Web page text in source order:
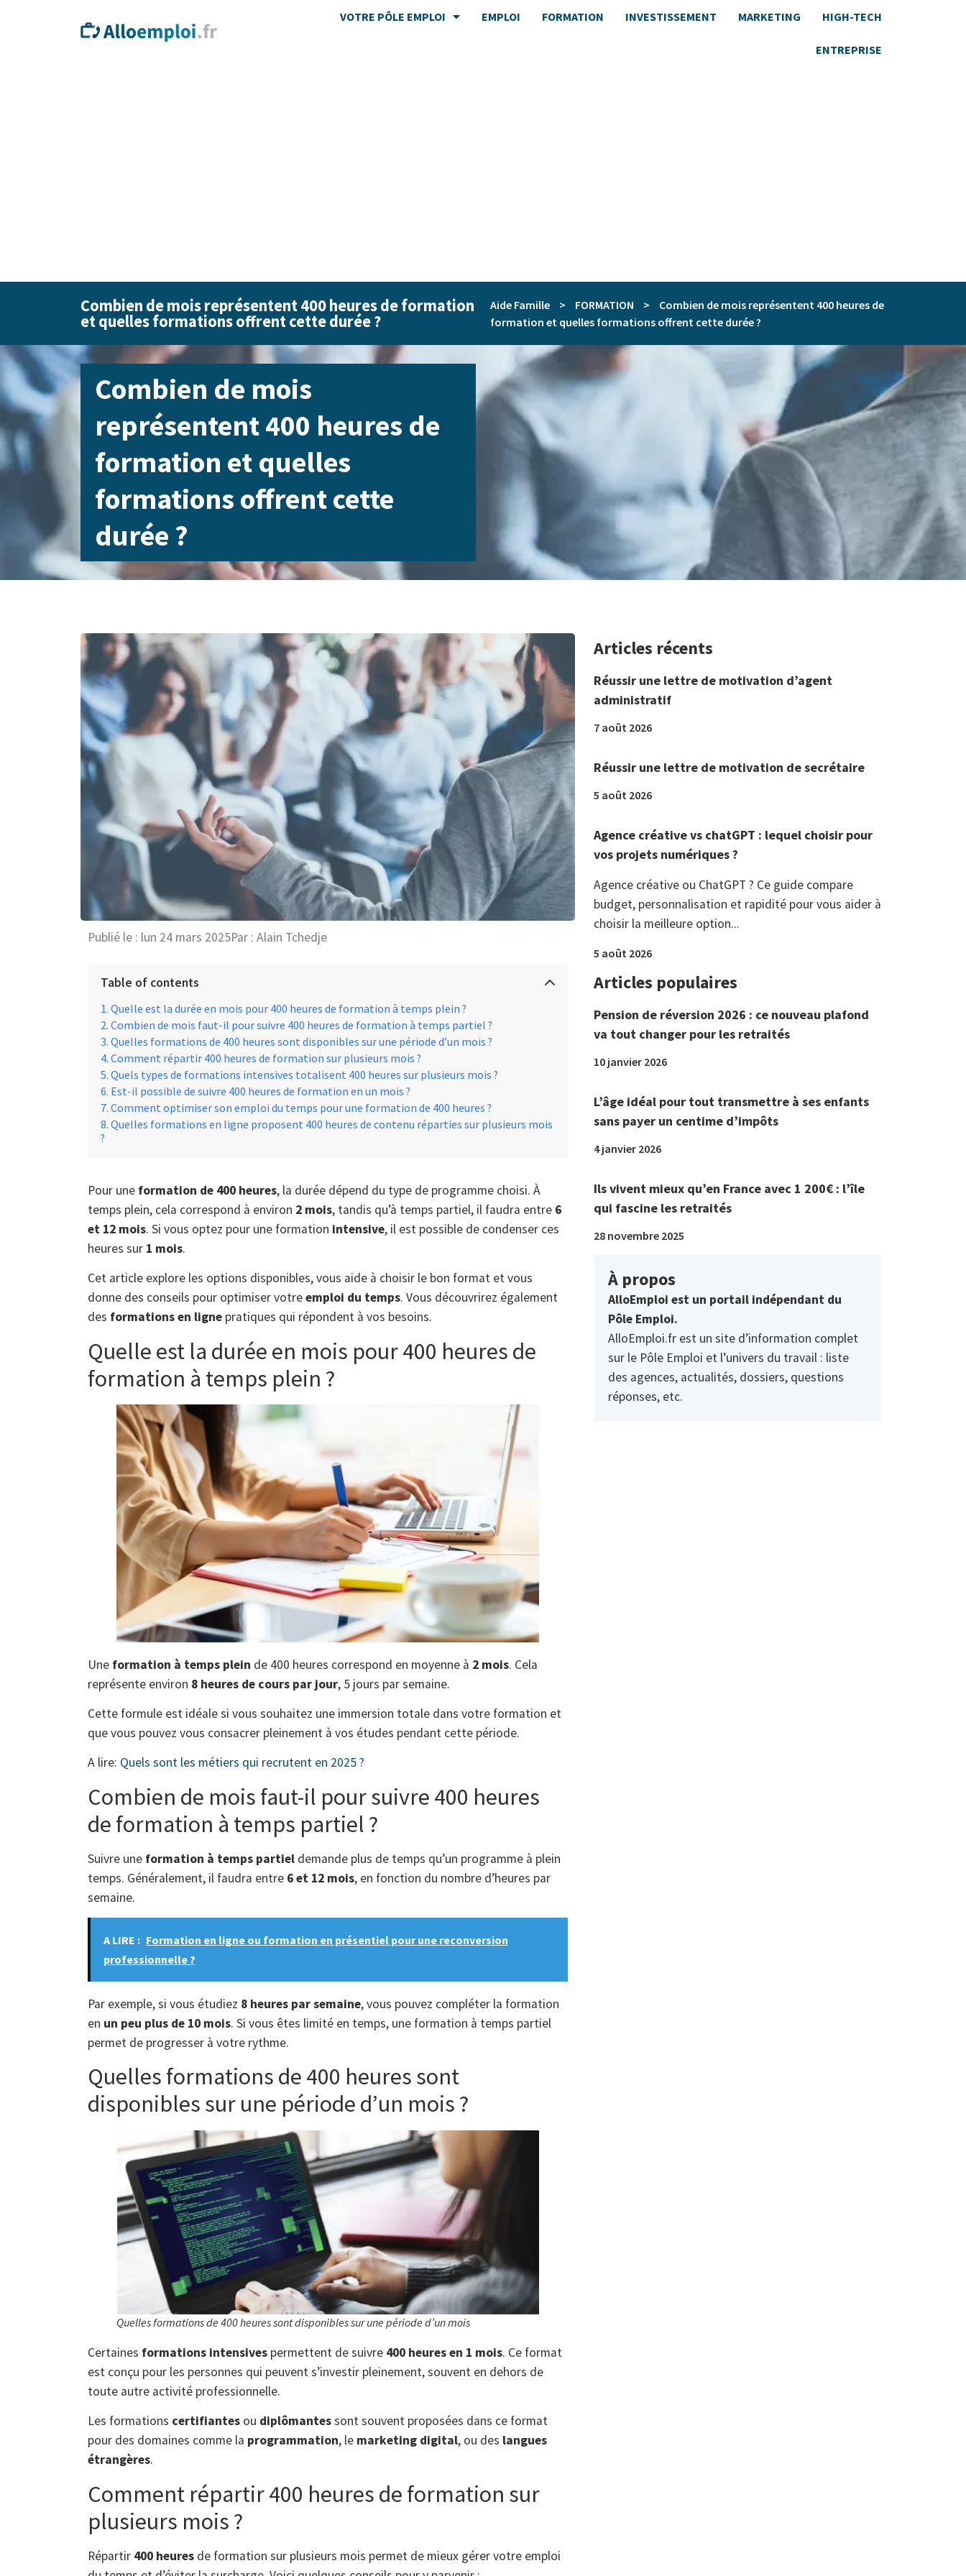
VOTRE PÔLE EMPLOI EMPLOI FORMATION INVESTISSEMENT MARKETING HIGH-TECH
ENTREPRISE
Combien de mois représentent 400 heures de formation
et quelles formations offrent cette durée ?
Aide Famille > FORMATION >
Combien de mois représentent 400 heures de
formation et quelles formations offrent cette durée ?
Combien de mois
représentent 400 heures de
formation et quelles
formations offrent cette
durée ?
Publié le : lun 24 mars 2025Par : Alain Tchedje
Table of contents
Quelle est la durée en mois pour 400 heures de formation à temps plein ?
Combien de mois faut-il pour suivre 400 heures de formation à temps partiel ?
Quelles formations de 400 heures sont disponibles sur une période d’un mois ?
Comment répartir 400 heures de formation sur plusieurs mois ?
Quels types de formations intensives totalisent 400 heures sur plusieurs mois ?
Est-il possible de suivre 400 heures de formation en un mois ?
Comment optimiser son emploi du temps pour une formation de 400 heures ?
Quelles formations en ligne proposent 400 heures de contenu réparties sur plusieurs mois
?
Pour une formation de 400 heures, la durée dépend du type de programme choisi. À
temps plein, cela correspond à environ 2 mois, tandis qu’à temps partiel, il faudra entre 6
et 12 mois. Si vous optez pour une formation intensive, il est possible de condenser ces
heures sur 1 mois.
Cet article explore les options disponibles, vous aide à choisir le bon format et vous
donne des conseils pour optimiser votreemploi du temps. Vous découvrirez également
des formations en ligne pratiques qui répondent à vos besoins.
Quelle est la durée en mois pour 400 heures de
formation à temps plein ?
Une formation à temps plein de 400 heures correspond en moyenne à 2 mois. Cela
représente environ 8 heures de cours par jour, 5 jours par semaine.
Cette formule est idéale si vous souhaitez une immersion totale dans votre formation et
que vous pouvez vous consacrer pleinement à vos études pendant cette période.
A lire: Quels sont les métiers qui recrutent en 2025 ?
Combien de mois faut-il pour suivre 400 heures
de formation à temps partiel ?
Suivre une formation à temps partiel demande plus de temps qu’un programme à plein
temps. Généralement, il faudra entre 6 et 12 mois, en fonction du nombre d’heures par
semaine.
A LIRE : Formation en ligne ou formation en présentiel pour une reconversion
professionnelle ?
Par exemple, si vous étudiez 8 heures par semaine, vous pouvez compléter la formation
en un peu plus de 10 mois. Si vous êtes limité en temps, une formation à temps partiel
permet de progresser à votre rythme.
Quelles formations de 400 heures sont
disponibles sur une période d’un mois ?
Quelles formations de 400 heures sont disponibles sur une période d’un mois
Certaines formations intensives permettent de suivre 400 heures en 1 mois. Ce format
est conçu pour les personnes qui peuvent s’investir pleinement, souvent en dehors de
toute autre activité professionnelle.
Les formations certifiantes ou diplômantessont souvent proposées dans ce format
pour des domaines comme la programmation, le marketing digital, ou des langues
étrangères.
Comment répartir 400 heures de formation sur
plusieurs mois ?
Répartir 400 heures de formation sur plusieurs mois permet de mieux gérer votre emploi
Articles récents
Réussir une lettre de motivation d’agent
administratif
7 août 2026
Réussir une lettre de motivation de secrétaire
5 août 2026
Agence créative vs chatGPT : lequel choisir pour
vos projets numériques ?
Agence créative ou ChatGPT ? Ce guide compare
budget, personnalisation et rapidité pour vous aider à
choisir la meilleure option...
5 août 2026
Articles populaires
Pension de réversion 2026 : ce nouveau plafond
va tout changer pour les retraités
10 janvier 2026
L’âge idéal pour tout transmettre à ses enfants
sans payer un centime d’impôts
4 janvier 2026
Ils vivent mieux qu’en France avec 1 200€ : l’île
qui fascine les retraités
28 novembre 2025
À propos
AlloEmploi est un portail indépendant du
Pôle Emploi.
AlloEmploi.fr est un site d’information complet
sur le Pôle Emploi et l’univers du travail : liste
des agences, actualités, dossiers, questions
réponses, etc.